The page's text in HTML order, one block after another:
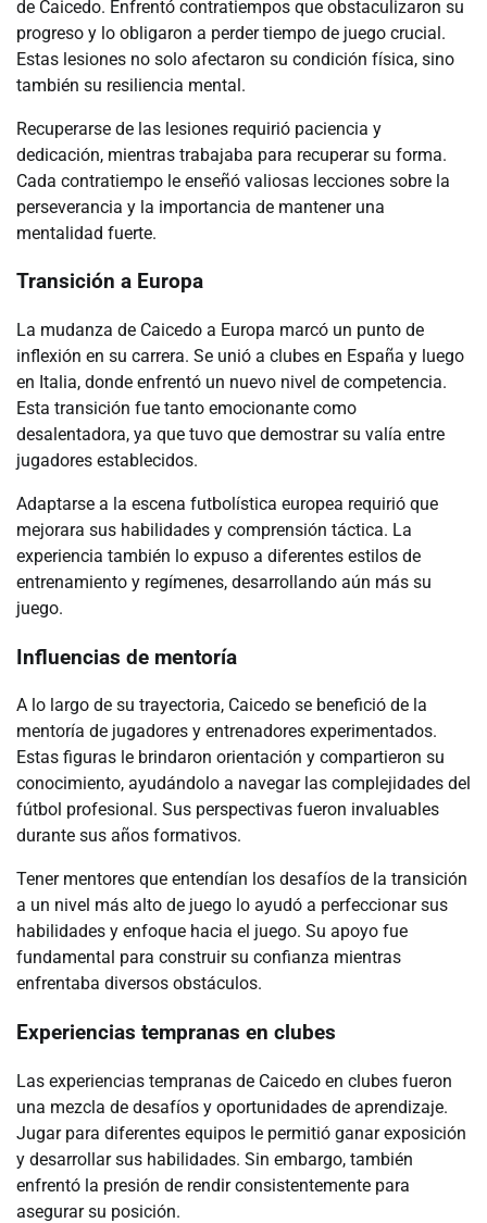
de Caicedo. Enfrentó contratiempos que obstaculizaron su
progreso y lo obligaron a perder tiempo de juego crucial.
Estas lesiones no solo afectaron su condición física, sino
también su resiliencia mental.
Recuperarse de las lesiones requirió paciencia y
dedicación, mientras trabajaba para recuperar su forma.
Cada contratiempo le enseñó valiosas lecciones sobre la
perseverancia y la importancia de mantener una
mentalidad fuerte.
Transición a Europa
La mudanza de Caicedo a Europa marcó un punto de
inflexión en su carrera. Se unió a clubes en España y luego
en Italia, donde enfrentó un nuevo nivel de competencia.
Esta transición fue tanto emocionante como
desalentadora, ya que tuvo que demostrar su valía entre
jugadores establecidos.
Adaptarse a la escena futbolística europea requirió que
mejorara sus habilidades y comprensión táctica. La
experiencia también lo expuso a diferentes estilos de
entrenamiento y regímenes, desarrollando aún más su
juego.
Influencias de mentoría
A lo largo de su trayectoria, Caicedo se benefició de la
mentoría de jugadores y entrenadores experimentados.
Estas figuras le brindaron orientación y compartieron su
conocimiento, ayudándolo a navegar las complejidades del
fútbol profesional. Sus perspectivas fueron invaluables
durante sus años formativos.
Tener mentores que entendían los desafíos de la transición
a un nivel más alto de juego lo ayudó a perfeccionar sus
habilidades y enfoque hacia el juego. Su apoyo fue
fundamental para construir su confianza mientras
enfrentaba diversos obstáculos.
Experiencias tempranas en clubes
Las experiencias tempranas de Caicedo en clubes fueron
una mezcla de desafíos y oportunidades de aprendizaje.
Jugar para diferentes equipos le permitió ganar exposición
y desarrollar sus habilidades. Sin embargo, también
enfrentó la presión de rendir consistentemente para
asegurar su posición.